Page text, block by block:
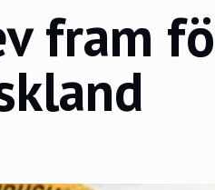
fram